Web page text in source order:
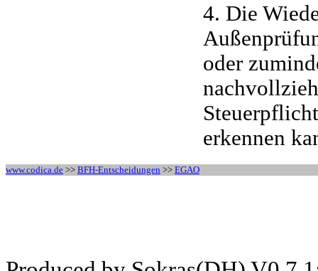
4. Die
oder
erkennen
www.codica.de >> BFH-Entscheidungen >> EGAO